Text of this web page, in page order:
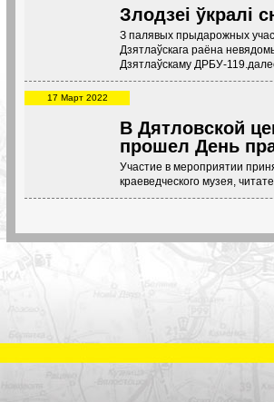
Злодзеі ўкралі
З палявых прыдарожных
Дзятлаўскага раёна
Дзятлаўскаму ДРБУ-
17 Март 2022
В Дятловской
прошел День
Участие в мероприятии
краеведческого музея,